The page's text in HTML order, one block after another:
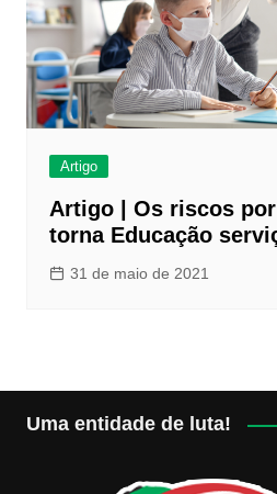
Artigo
Artigo | Os riscos
torna Educação
31 de maio de 2021
Uma entidade de luta!